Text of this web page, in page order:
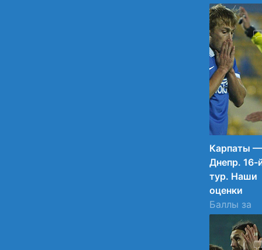
Днепр-
Арена, 2+2.
30.11.2015
08:30
21
Карпаты —
Днепр. 16-
тур. Наши
оценки
Баллы за
матч во
Львове.
09.03.2015